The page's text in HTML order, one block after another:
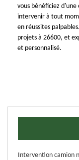
vous bénéficiez d'une
intervenir à tout
en réussites
projets à 26600, et
et personnalisé.
Intervention camion